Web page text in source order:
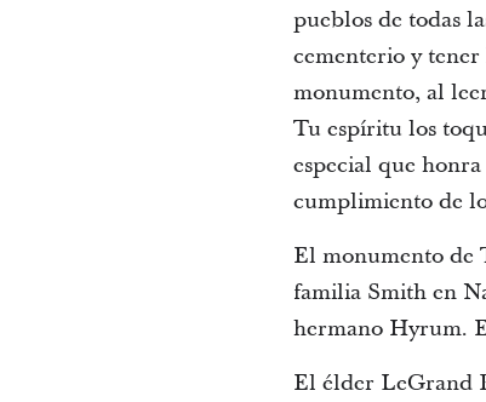
pueblos de todas
cementerio y
monumento, al
Tu espíritu los
especial que
cumplimiento de
El monumento de
familia Smith en
hermano Hyrum.
El élder LeGrand